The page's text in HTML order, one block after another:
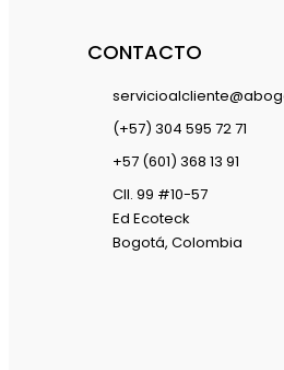
CONTACTO
(+57) 304 595 72 71
+57 (601) 368 13 91
Cll. 99 #10-57
Ed Ecoteck
Bogotá, Colombia